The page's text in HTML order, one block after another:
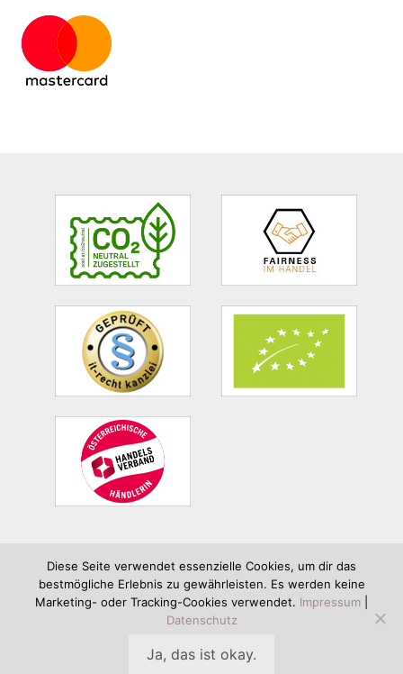
Site
Footer
Bergsalz & Co Irene Rabeder e.U. | Tschurtschenthalerstraße 4b |
6020 Innsbruck | info@bergsalz.co.at | +43 664 34 11 702
Copyright © 2026 Bergsalz & Co
Diese Seite verwendet essenzielle Cookies, um dir das
bestmögliche Erlebnis zu gewährleisten. Es werden keine
Marketing- oder Tracking-Cookies verwendet. Impressum
Datenschutz
Ja, das ist okay.